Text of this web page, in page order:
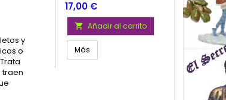
y
o
traen
Precio
17,00 €
 Añadir al carrito
Más